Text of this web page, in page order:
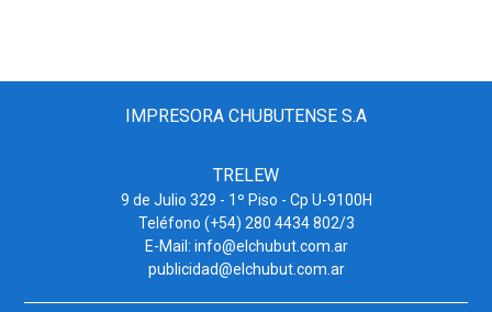
IMPRESORA CHUBUTENSE S.A
TRELEW
9 de Julio 329 - 1º Piso - Cp U-9100H
Teléfono (+54) 280 4434 802/3
E-Mail: info@elchubut.com.ar
publicidad@elchubut.com.ar